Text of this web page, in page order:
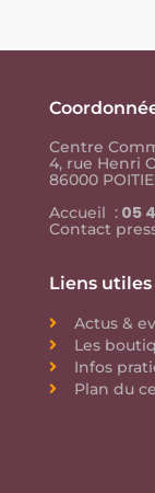
Centre
4, rue Henri
86000
Accueil : 05
Contact
Liens utiles
Actus &
Les
Infos
Plan du